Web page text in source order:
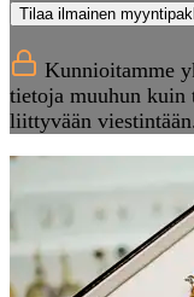
Tilaa ilmainen
Kunnioitamme
tietoja muuhun kuin
liittyvään viestintään.